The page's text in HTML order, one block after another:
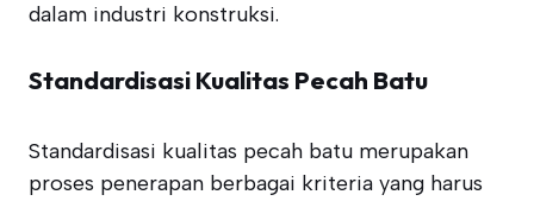
dalam industri konstruksi.
Standardisasi Kualitas Pecah Batu
Standardisasi kualitas pecah batu merupakan
proses penerapan berbagai kriteria yang harus